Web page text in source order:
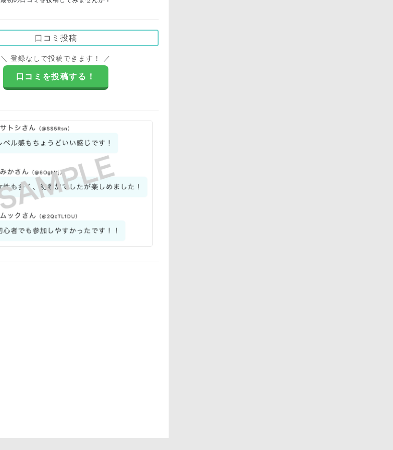
口コミ投稿
＼ 登録なしで投稿できます！ ／
口コミを投稿する！